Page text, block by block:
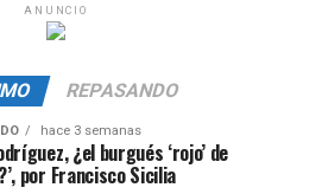
ANUNCIO
REPASANDO
hace 3 semanas
¿el burgués ‘rojo’ de
por Francisco Sicilia